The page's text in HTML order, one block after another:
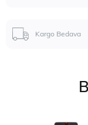
Kargo Bedava